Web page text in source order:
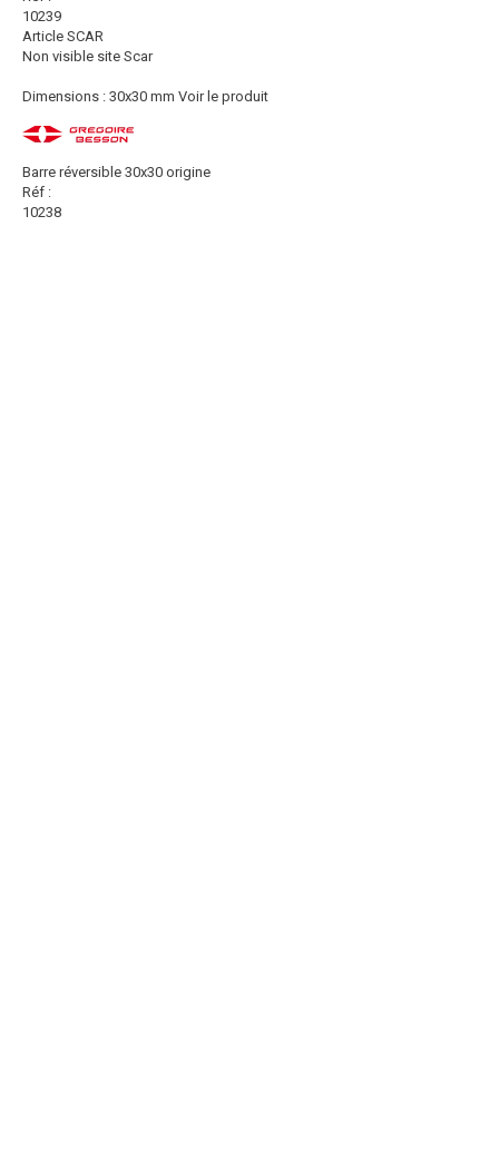
10239
Article SCAR
Non visible site Scar
Dimensions : 30x30 mm Voir le produit
Barre réversible 30x30 origine
Réf :
10238